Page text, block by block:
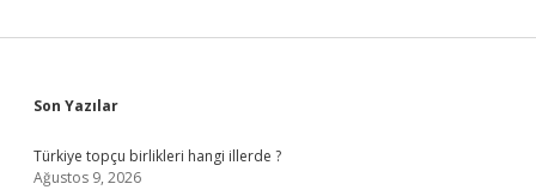
Sidebar
Son Yazılar
Türkiye topçu birlikleri hangi illerde ?
Ağustos 9, 2026